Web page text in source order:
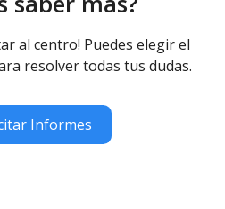
al centro! Puedes elegir el
resolver todas tus dudas.
Informes